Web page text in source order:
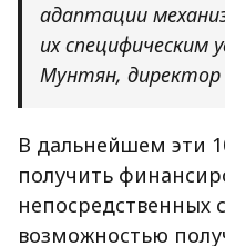
адаптации
их специфическим
Мунтян, директор
В дальнейшем эти
получить
непосредственных
возможностью